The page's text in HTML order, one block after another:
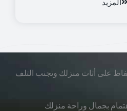
المزيد
على أثاث منزلك وتجنب التلف
بجمال وراحة منزلك